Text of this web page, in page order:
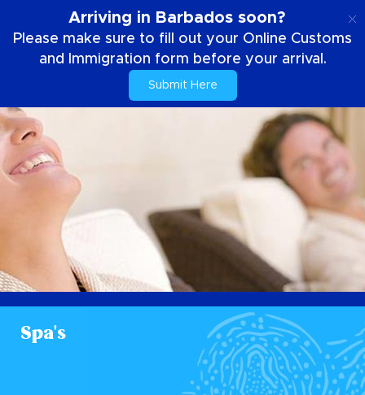
Arriving in Barbados soon?
Please make sure to fill out your Online Customs
and Immigration form before your arrival.
Submit Here
Spa's